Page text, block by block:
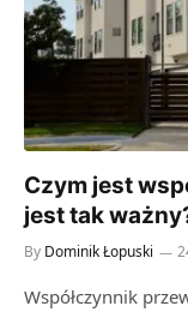
Czym jest
jest tak
By Dominik Łopuski
Współczynnik